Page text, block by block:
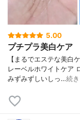
5.00
プチプラ美白ケア
【まるでエステな美
レーベルホワイトケ
みずみずしいしっ…続